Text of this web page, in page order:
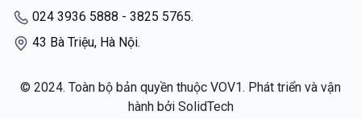
024 3936 5888 - 3825 5765.
43 Bà Triệu, Hà Nội.
© 2024. Toàn bộ bản quyền thuộc VOV1. Phát triển và vận
hành bởi SolidTech